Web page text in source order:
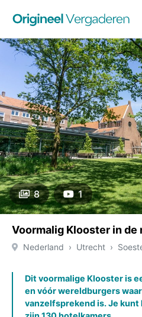
8 1
Voormalig Klooster in de
Nederland Utrecht
Dit voormalige Klooster is
en vóór wereldburgers
vanzelfsprekend is. Je